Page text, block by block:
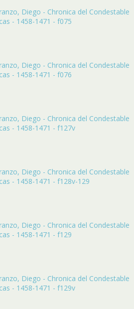
Diego - Chronica del Condestable
- 1458-1471 - f075
Diego - Chronica del Condestable
- 1458-1471 - f076
Diego - Chronica del Condestable
- 1458-1471 - f127v
Diego - Chronica del Condestable
- 1458-1471 - f128v-129
Diego - Chronica del Condestable
- 1458-1471 - f129
Diego - Chronica del Condestable
- 1458-1471 - f129v